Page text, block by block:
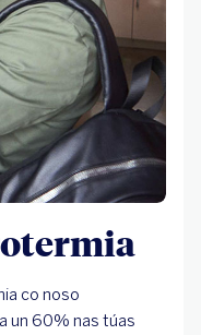
co noso
un 60% nas túas